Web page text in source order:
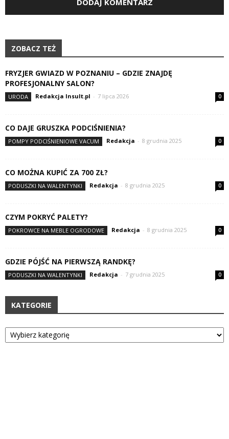
ZOBACZ TEŻ
FRYZJER GWIAZD W POZNANIU – GDZIE ZNAJDĘ
PROFESJONALNY SALON?
URODA Redakcja Insult.pl - 7 lipca 2026 0
CO DAJE GRUSZKA PODCIŚNIENIA?
POMPY PODCIŚNIENIOWE VACUM Redakcja - 8 grudnia 2025 0
CO MOŻNA KUPIĆ ZA 700 ZŁ?
PODUSZKI NA WALENTYNKI Redakcja - 8 grudnia 2025 0
CZYM POKRYĆ PALETY?
POKROWCE NA MEBLE OGRODOWE Redakcja - 8 grudnia 2025 0
GDZIE PÓJŚĆ NA PIERWSZĄ RANDKĘ?
PODUSZKI NA WALENTYNKI Redakcja - 7 grudnia 2025 0
KATEGORIE
Kategorie